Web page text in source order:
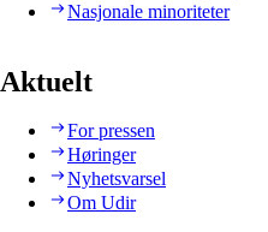
Nasjonale minoriteter
Aktuelt
For pressen
Høringer
Nyhetsvarsel
Om Udir